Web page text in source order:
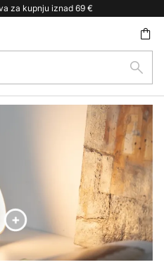
za kupnju iznad 69 €
traži